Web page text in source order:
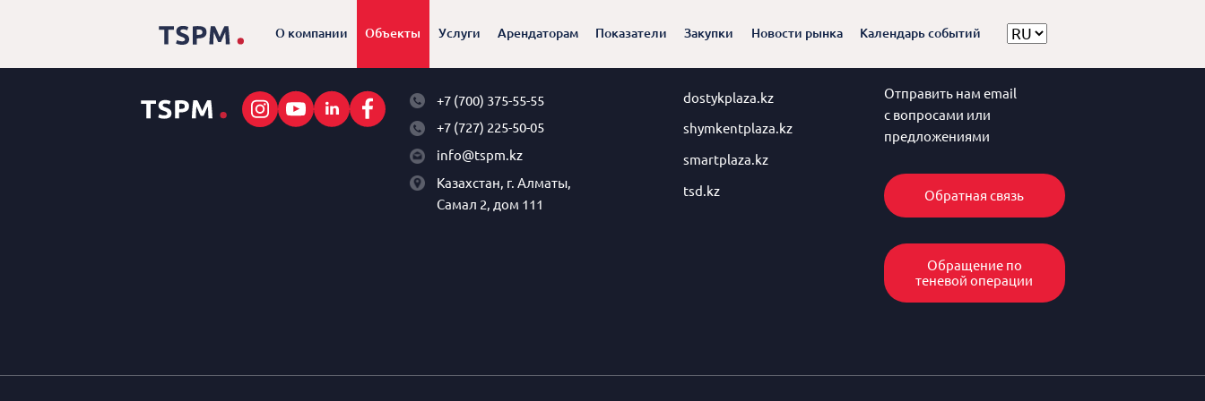
О компании Объекты Услуги Арендаторам Показатели Закупки Новости рынка Календарь событий
+7 (700) 375-55-55
+7 (727) 225-50-05
info@tspm.kz
Казахстан, г. Алматы,
Самал 2, дом 111
dostykplaza.kz
shymkentplaza.kz
smartplaza.kz
tsd.kz
Отправить нам email
с вопросами или
предложениями
Обратная связь
Обращение по
теневой операции